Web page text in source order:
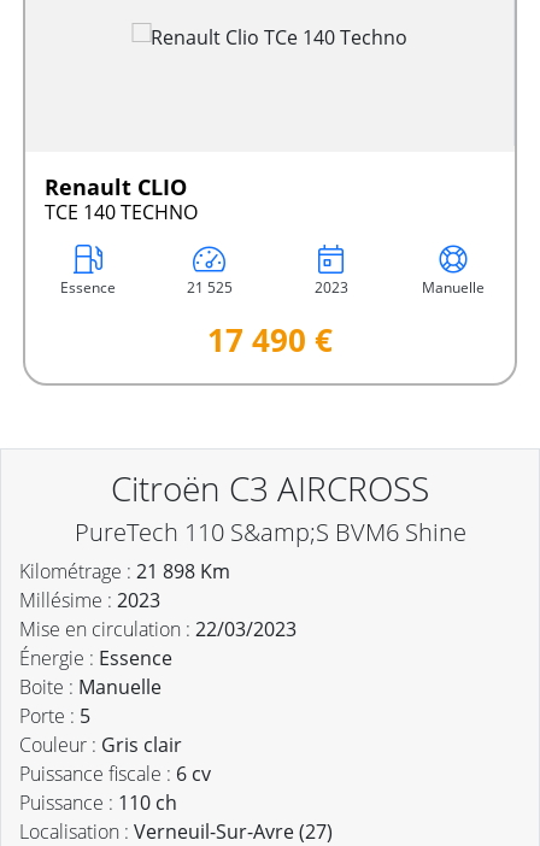
Renault CLIO
TCE 140 TECHNO
Essence 21 525 2023 Manuelle
17 490 €
Citroën C3 AIRCROSS
PureTech 110 S&amp;S BVM6 Shine
Kilométrage : 21 898 Km
Millésime : 2023
Mise en circulation : 22/03/2023
Énergie : Essence
Boite : Manuelle
Porte : 5
Couleur : Gris clair
Puissance fiscale : 6 cv
Puissance : 110 ch
Localisation : Verneuil-Sur-Avre (27)